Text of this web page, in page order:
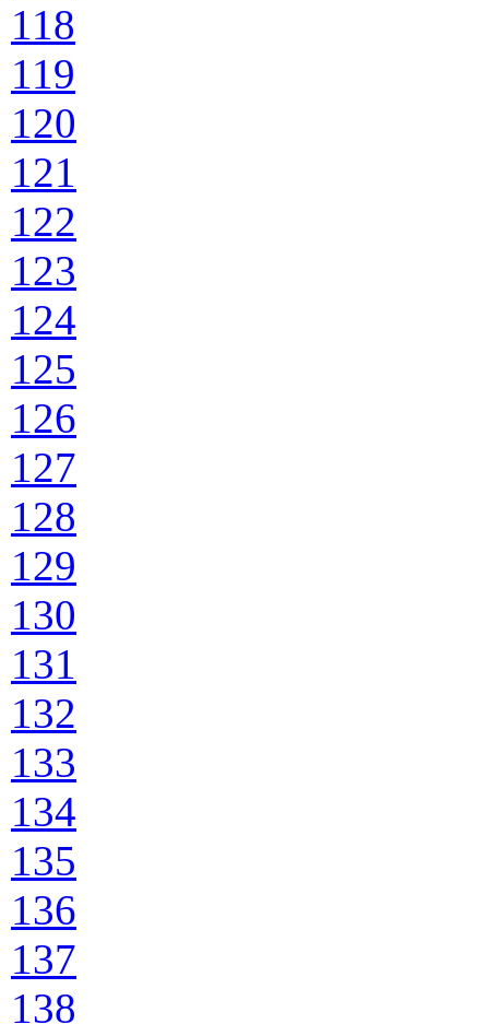
118
119
120
121
122
123
124
125
126
127
128
129
130
131
132
133
134
135
136
137
138